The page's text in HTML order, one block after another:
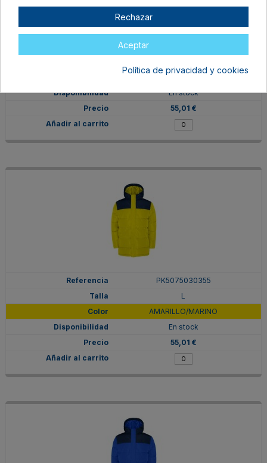
ROJO/NEGRO
En stock
55,01 €
PK5075030355
L
AMARILLO/MARINO
En stock
55,01 €
Rechazar
Aceptar
Política de privacidad y cookies